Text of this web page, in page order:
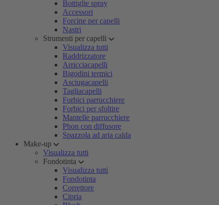
Bottiglie spray
Accessori
Forcine per capelli
Nastri
Strumenti per capelli
Visualizza tutti
Raddrizzatore
Arricciacapelli
Bigodini termici
Asciugacapelli
Tagliacapelli
Forbici parrucchiere
Forbici per sfoltire
Mantelle parrucchiere
Phon con diffusore
Spazzola ad aria calda
Make-up
Visualizza tutti
Fondotinta
Visualizza tutti
Fondotinta
Correttore
Cipria